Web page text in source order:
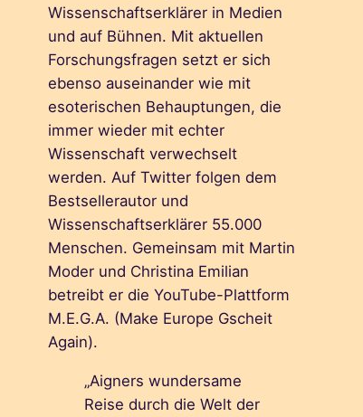
Wissenschaftserklärer in Medien
und auf Bühnen. Mit aktuellen
Forschungsfragen setzt er sich
ebenso auseinander wie mit
esoterischen Behauptungen, die
immer wieder mit echter
Wissenschaft verwechselt
werden. Auf Twitter folgen dem
Bestsellerautor und
Wissenschaftserklärer 55.000
Menschen. Gemeinsam mit Martin
Moder und Christina Emilian
betreibt er die YouTube-Plattform
M.E.G.A. (Make Europe Gscheit
Again).
„Aigners wundersame
Reise durch die Welt der